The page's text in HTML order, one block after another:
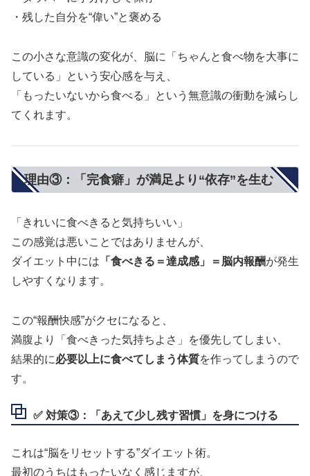
・残した自分を“偉い”と褒める
この小さな意識の変化が、脳に「ちゃんと食べ物を大事に
している」という安心感を与え、
「もったいないから食べる」という無意識の衝動を減らし
てくれます。
理由③：「完食癖」が満足より“依存”を生む
「きれいに食べきると気持ちいい」
この感覚は悪いことではありませんが、
ダイエット中には 「食べきる＝達成感」＝脳内報酬が発生
しやすくなります。
この“報酬快感”がクセになると、
満腹より「食べきった気持ちよさ」を優先してしまい、
結果的に必要以上に食べてしまう体質を作ってしまうので
す。
✅ 対策③：「あえて少し残す習慣」を身につける
これは“脳をリセットする”ダイエット術。
最初のうちはもったいなく感じますが、